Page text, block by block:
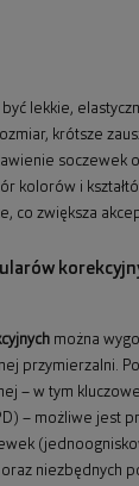
lekkie,
krótsze
soczewek
kolorów i
co zwiększa
można
przymierzalni.
– w tym
– możliwe jest
niezbędnych